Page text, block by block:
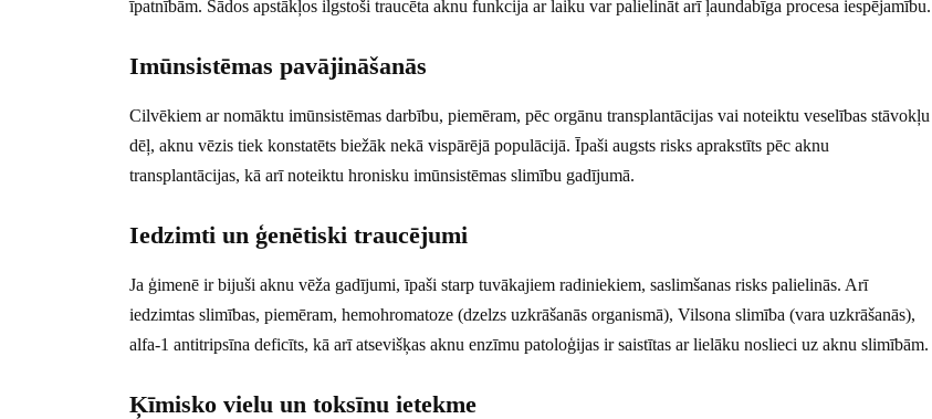
īpatnībām. Šādos apstākļos ilgstoši traucēta aknu funkcija ar laiku var palielināt arī ļaundabīga procesa iespējamību.
Imūnsistēmas pavājināšanās
Cilvēkiem ar nomāktu imūnsistēmas darbību, piemēram, pēc orgānu transplantācijas vai noteiktu veselības stāvokļu
dēļ, aknu vēzis tiek konstatēts biežāk nekā vispārējā populācijā. Īpaši augsts risks aprakstīts pēc aknu
transplantācijas, kā arī noteiktu hronisku imūnsistēmas slimību gadījumā.
Iedzimti un ģenētiski traucējumi
Ja ģimenē ir bijuši aknu vēža gadījumi, īpaši starp tuvākajiem radiniekiem, saslimšanas risks palielinās. Arī
iedzimtas slimības, piemēram, hemohromatoze (dzelzs uzkrāšanās organismā), Vilsona slimība (vara uzkrāšanās),
alfa-1 antitripsīna deficīts, kā arī atsevišķas aknu enzīmu patoloģijas ir saistītas ar lielāku noslieci uz aknu slimībām.
Ķīmisko vielu un toksīnu ietekme